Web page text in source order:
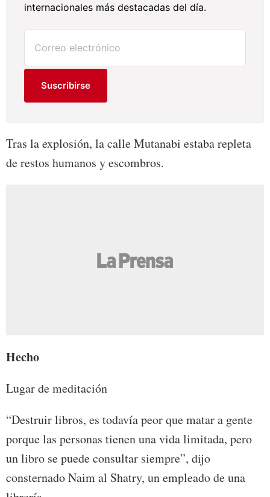
internacionales más destacadas del día.
Suscribirse
Tras la explosión, la calle Mutanabi estaba repleta
de restos humanos y escombros.
Hecho
Lugar de meditación
“Destruir libros, es todavía peor que matar a gente
porque las personas tienen una vida limitada, pero
un libro se puede consultar siempre”, dijo
consternado Naim al Shatry, un empleado de una